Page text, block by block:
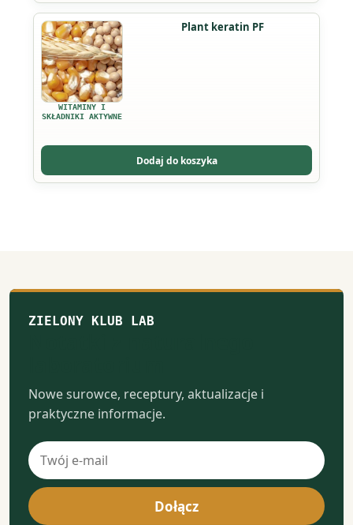
stronie
produktu
WITAMINY I
SKŁADNIKI AKTYWNE
Plant keratin PF
Dodaj do koszyka
ZIELONY KLUB LAB
Nowe surowce, receptury, aktualizacje i
praktyczne informacje.
Adres
e-
mail
Dołącz